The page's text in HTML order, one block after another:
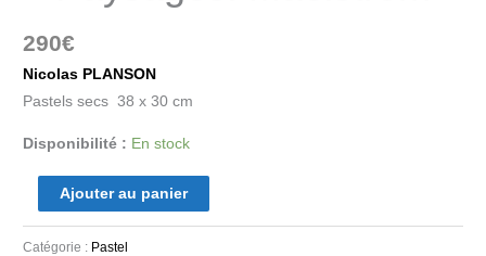
290€
Nicolas PLANSON
Pastels secs 38 x 30 cm
Disponibilité : En stock
Ajouter au panier
Catégorie : Pastel